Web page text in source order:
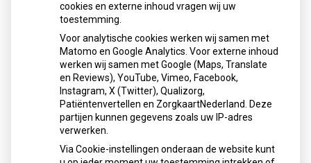
Let op: valse Infomedics-mails over
openstaande rekening
Tanden bleken? Laat het veilig doen!
Gezond tandvlees: de basis voor een
gezonde mond
Naar de tandarts in het buitenland? Wees op
je hoede!
(Mond)zorgkosten gemaakt in 2025? Check
of die aftrekbaar zijn
cookies en externe inhoud vragen wij uw
toestemming.
Voor analytische cookies werken wij samen met
Matomo en Google Analytics. Voor externe inhoud
werken wij samen met Google (Maps, Translate
en Reviews), YouTube, Vimeo, Facebook,
Instagram, X (Twitter), Qualizorg,
Patiëntenvertellen en ZorgkaartNederland. Deze
partijen kunnen gegevens zoals uw IP-adres
verwerken.
Via Cookie-instellingen onderaan de website kunt